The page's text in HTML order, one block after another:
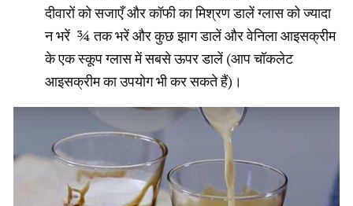
दीवारों को सजाएँ और कॉफी का मिश्रण डालें ग्लास को ज्यादा
न भरें ¾ तक भरें और कुछ झाग डालें और वेनिला आइसक्रीम
के एक स्कूप ग्लास में सबसे ऊपर डालें (आप चॉकलेट
आइसक्रीम का उपयोग भी कर सकते हैं)।